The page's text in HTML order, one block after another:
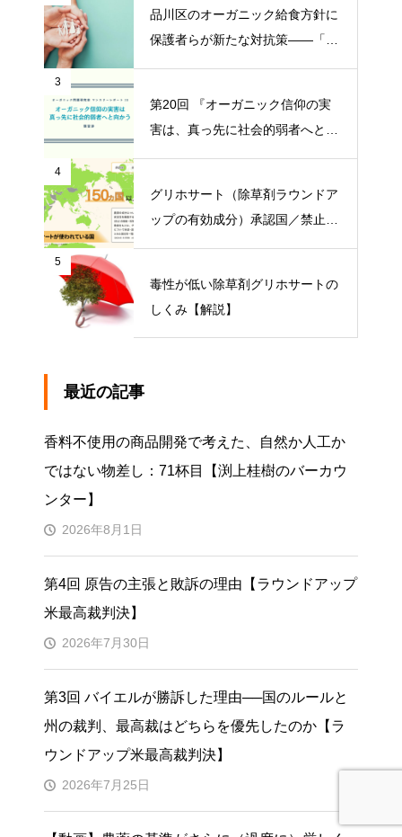
品川区のオーガニック給食方針に
保護者らが新たな対抗策——「品
川区の給食を考える会」がオープ
3
第20回 『オーガニック信仰の実
害は、真っ先に社会的弱者へと向
かう』【オーガニック問題研究会
4
グリホサート（除草剤ラウンドア
ップの有効成分）承認国／禁止国
一覧
5
毒性が低い除草剤グリホサートの
しくみ【解説】
最近の記事
香料不使用の商品開発で考えた、自然か人工か
ではない物差し：71杯目【渕上桂樹のバーカウ
ンター】
2026年8月1日
第4回 原告の主張と敗訴の理由【ラウンドアップ
米最高裁判決】
2026年7月30日
第3回 バイエルが勝訴した理由──国のルールと
州の裁判、最高裁はどちらを優先したのか【ラ
ウンドアップ米最高裁判決】
2026年7月25日